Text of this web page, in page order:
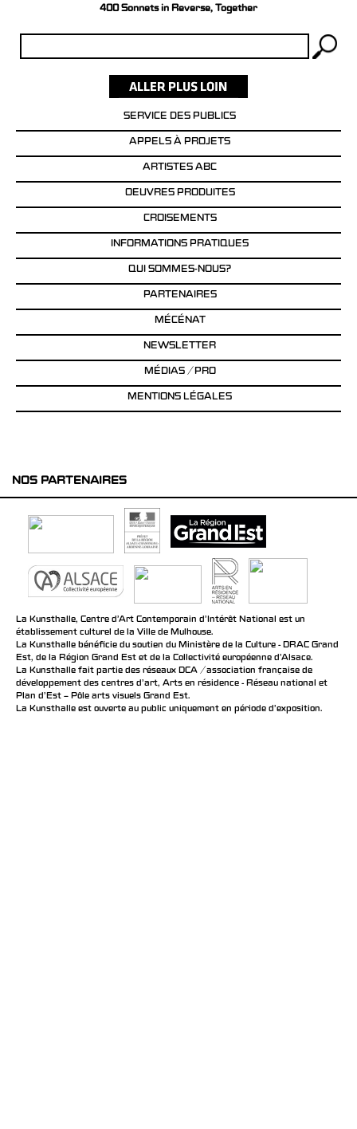
400 Sonnets in Reverse, Together
SERVICE DES PUBLICS
APPELS À PROJETS
ARTISTES ABC
OEUVRES PRODUITES
CROISEMENTS
INFORMATIONS PRATIQUES
QUI SOMMES-NOUS?
PARTENAIRES
MÉCÉNAT
NEWSLETTER
MÉDIAS / PRO
MENTIONS LÉGALES
NOS PARTENAIRES
La Kunsthalle, Centre d’Art Contemporain d’Intérêt National est un
établissement culturel de la Ville de Mulhouse.
La Kunsthalle bénéficie du soutien du Ministère de la Culture - DRAC Grand
Est, de la Région Grand Est et de la Collectivité européenne d’Alsace.
La Kunsthalle fait partie des réseaux DCA / association française de
développement des centres d'art, Arts en résidence - Réseau national et
Plan d’Est – Pôle arts visuels Grand Est.
La Kunsthalle est ouverte au public uniquement en période d'exposition.